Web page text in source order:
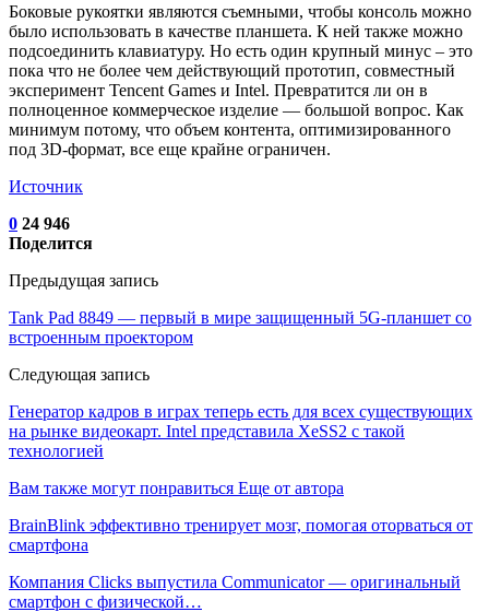
Боковые рукоятки являются съемными, чтобы консоль можно
было использовать в качестве планшета. К ней также можно
подсоединить клавиатуру. Но есть один крупный минус – это
пока что не более чем действующий прототип, совместный
эксперимент Tencent Games и Intel. Превратится ли он в
полноценное коммерческое изделие — большой вопрос. Как
минимум потому, что объем контента, оптимизированного
под 3D-формат, все еще крайне ограничен.
Источник
0 24 946
Поделится
Предыдущая запись
Tank Pad 8849 — первый в мире защищенный 5G-планшет со
встроенным проектором
Следующая запись
Генератор кадров в играх теперь есть для всех существующих
на рынке видеокарт. Intel представила XeSS2 с такой
технологией
Вам также могут понравиться Еще от автора
BrainBlink эффективно тренирует мозг, помогая оторваться от
смартфона
Компания Clicks выпустила Communicator — оригинальный
смартфон с физической…